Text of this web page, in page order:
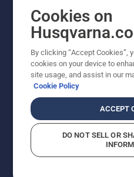
Cookies on
By clicking “Accept Cookies”,
cookies on your device to
site usage, and assist in our
Cookie Policy
ACCEPT
DO NOT SELL OR